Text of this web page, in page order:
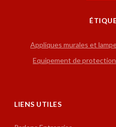
Appliques murales et
Equipement de
LIENS UTILES